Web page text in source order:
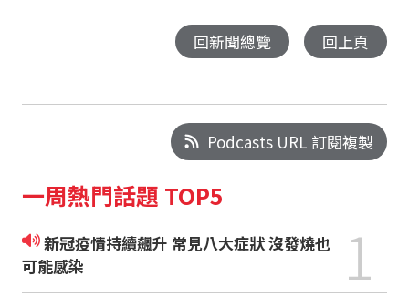
回新聞總覽 回上頁
Podcasts URL 訂閱複製
一周熱門話題 TOP5
新冠疫情持續飆升 常見八大症狀 沒發燒也
可能感染
1